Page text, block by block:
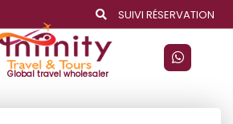
SUIVI RÉSERVATION
Global travel wholesaler